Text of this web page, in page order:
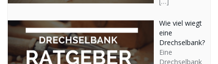
Wie viel wiegt
eine
Drechselbank?
Eine
Drechselbank